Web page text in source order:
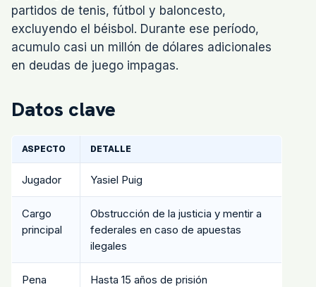
partidos de tenis, fútbol y baloncesto,
excluyendo el béisbol. Durante ese período,
acumulo casi un millón de dólares adicionales
en deudas de juego impagas.
Datos clave
ASPECTO DETALLE
Jugador Yasiel Puig
Cargo
principal
Obstrucción de la justicia y mentir a
federales en caso de apuestas
ilegales
Pena
Hasta 15 años de prisión